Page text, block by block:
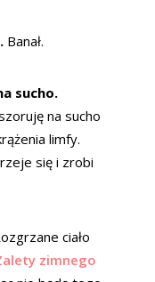
Banał.
sucho.
na sucho
limfy.
się i zrobi
ciało
zimnego